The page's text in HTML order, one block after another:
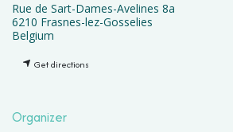
Rue de Sart-Dames-Avelines 8a
6210 Frasnes-lez-Gosselies
Belgium
Get directions
Organizer